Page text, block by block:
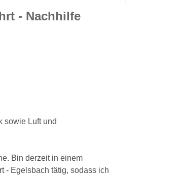
- Nachhilfe
sowie Luft und
Bin derzeit in einem
- Egelsbach tätig, sodass ich